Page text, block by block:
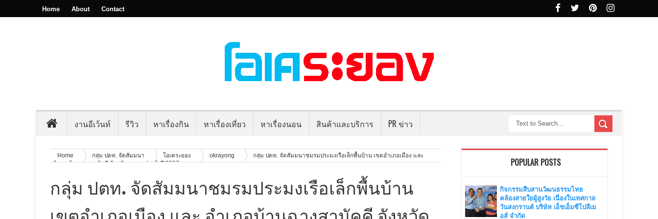
Home About Contact
งานอีเว้นท์ รีวิว หาเรื่องกิน หาเรื่องเที่ยว หาเรื่องนอน สินค้าและบริการ PR ข่าว
Home กลุ่ม ปตท. จัดสัมมนา โอเคระยอง okrayong
กลุ่ม ปตท. จัดสัมมนาชมรมประมงเรือเล็กพื้นบ้าน เขตอำเภอเมือง และ
อำเภอบ้านฉางสามัคคี จังหวัดระยอง ประจำปี 2557
กลุ่ม ปตท. จัดสัมมนาชมรมประมงเรือเล็กพื้นบ้าน
POPULAR POSTS
กิจกรรมสืบสานวัฒนธรรมไทย
คล้องสายใยผู้สูงวัย เนื่องในเทศกาล
วันสงกรานต์ บริษัท เอ็ชเอ็มซีโปลีเม
อส์ จำกัด